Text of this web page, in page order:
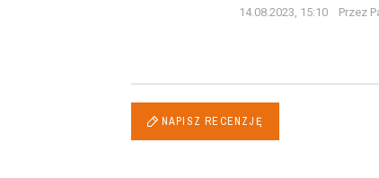
14.08.2023, 15:10 Przez
NAPISZ RECENZJĘ